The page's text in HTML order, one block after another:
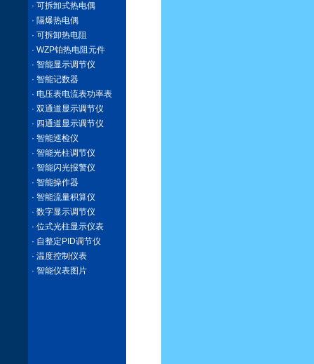
· 可拆卸式热电偶
· 隔爆热电偶
· 可拆卸热电阻
· WZP铂热电阻元件
· 智能显示调节仪
· 智能记数器
· 电压表电流表功率表
· 双通道显示调节仪
· 四通道显示调节仪
· 智能巡检仪
· 智能光柱调节仪
· 智能闪光报警仪
· 智能操作器
· 智能流量积算仪
· 数字显示调节仪
· 位式光柱显示仪表
· 自整定PID调节仪
· 温度控制仪表
· 智能仪表图片